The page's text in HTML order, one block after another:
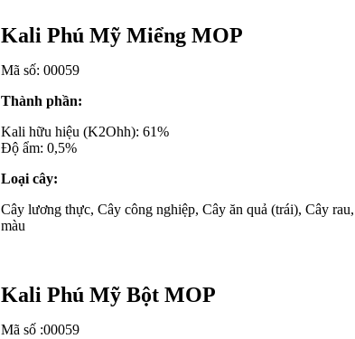
Kali Phú Mỹ Miểng MOP
Mã số: 00059
Thành phần:
Kali hữu hiệu (K2Ohh): 61%
Độ ẩm: 0,5%
Loại cây:
Cây lương thực, Cây công nghiệp, Cây ăn quả (trái), Cây rau,
màu
Kali Phú Mỹ Bột MOP
Mã số :00059